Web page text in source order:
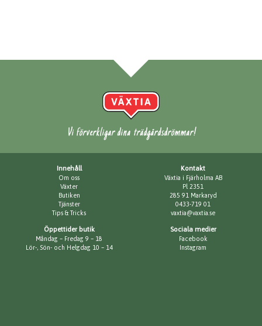
Vi förverkligar dina trädgårdsdrömmar!
Innehåll
Om oss
Växter
Butiken
Tjänster
Tips & Tricks
Kontakt
Växtia i Fjärholma AB
Pl 2351
285 91 Markaryd
0433-719 01
vaxtia@vaxtia.se
Öppettider butik
Måndag – Fredag 9 – 18
Lör-, Sön- och Helgdag 10 – 14
Sociala medier
Facebook
Instagram